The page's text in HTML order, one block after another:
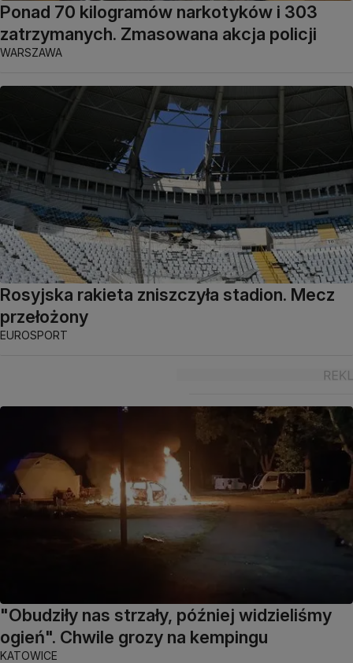
Ponad 70 kilogramów narkotyków i 303
zatrzymanych. Zmasowana akcja policji
WARSZAWA
Rosyjska rakieta zniszczyła stadion. Mecz
przełożony
EUROSPORT
"Obudziły nas strzały, później widzieliśmy
ogień". Chwile grozy na kempingu
KATOWICE